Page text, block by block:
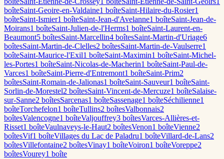
boîteSaint-Geoire-en-Valdaine1 boîteSaint-Hilaire-du-Rosier1
boîteSaint-Ismier1 boîteSaint-Jean-d'Avelanne1 boîteSaint-Jean-de-
Moirans1 boîteSaint-Julien-de-l'Herms1 boîteSaint-Laurent-en-
Beaumont5 boîtesSaint-Marcellin4 boîtesSaint-Martin-d'Uriage6
boîtesSaint-Martin-de-Clelles2 boîtesSaint-Martin-de-Vaulserre1
boîteSaint-Maurice-l'Exil1 boîteSaint-Maximin1 boîteSaint-Michel-
les-Portes1 boîteSaint-Nicolas-de-Macherin1 boîteSaint-Paul-de-
Varces1 boîteSaint-Pierre-d'Entremont1 boîteSaint-Prim2
boîtesSaint-Romain-de-Jalionas1 boîteSaint-Sauveur1 boîteSaint-
Sorlin-de-Morestel2 boîtesSaint-Vincent-de-Mercuze1 boîteSalaise-
sur-Sanne2 boîtesSarcenas1 boîteSassenage1 boîteSéchilienne1
boîteTorchefelon1 boîteTullins2 boîtesValbonnais2
boîtesValencogne1 boîteValjouffrey3 boîtesVarces-Allières-et-
Risset1 boîteVaulnaveys-le-Haut2 boîtesVenon1 boîteVienne2
boîtesVif1 boîteVillages du Lac de Paladru1 boîteVillard-de-Lans2
boîtesVillefontaine2 boîtesVinay1 boîteVoiron1 boîteVoreppe2
boîtesVourey1 boîte